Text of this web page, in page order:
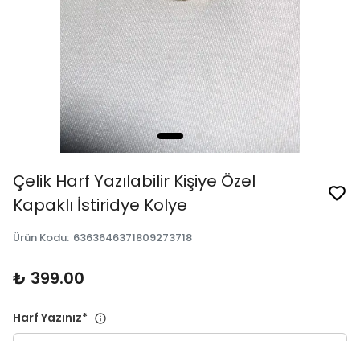
Çelik Harf Yazılabilir Kişiye Özel
Kapaklı İstiridye Kolye
Ürün Kodu: 6363646371809273718
₺ 399.00
Harf Yazınız*